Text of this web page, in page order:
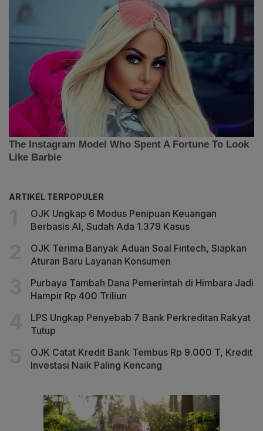
ARTIKEL TERPOPULER
OJK Ungkap 6 Modus Penipuan Keuangan
Berbasis AI, Sudah Ada 1.379 Kasus
OJK Terima Banyak Aduan Soal Fintech, Siapkan
Aturan Baru Layanan Konsumen
Purbaya Tambah Dana Pemerintah di Himbara Jadi
Hampir Rp 400 Triliun
LPS Ungkap Penyebab 7 Bank Perkreditan Rakyat
Tutup
OJK Catat Kredit Bank Tembus Rp 9.000 T, Kredit
Investasi Naik Paling Kencang